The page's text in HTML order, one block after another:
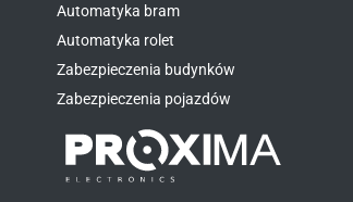
Automatyka bram
Automatyka rolet
Zabezpieczenia budynków
Zabezpieczenia pojazdów